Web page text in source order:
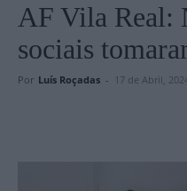
AF Vila Real:
sociais
Por Luís Roçadas - 17 de Abril,